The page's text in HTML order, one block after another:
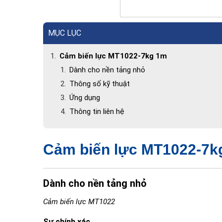
MỤC LỤC
Cảm biến lực MT1022-7kg 1m
Dành cho nền tảng nhỏ
Thông số kỹ thuật
Ứng dụng
Thông tin liên hệ
Cảm biến lực MT1022-
Dành cho nền tảng nhỏ
Cảm biến lực MT1022